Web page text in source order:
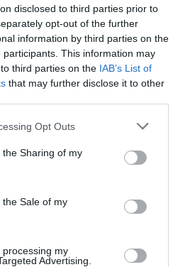
disclosed to third parties prior to
opt-out of the further
information by third parties on the
participants. This information may
third parties on the IAB’s List of
that may further disclose it to other
Opt Outs
Sharing of my
Sale of my
my
Advertising.